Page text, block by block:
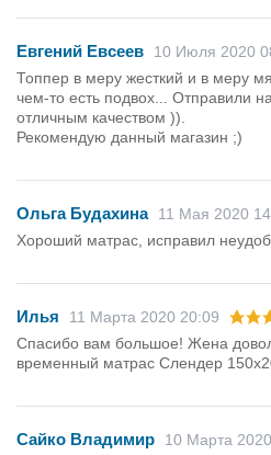
Евгений Евсеев
10 Июля 2020
Топпер в меру жесткий и в меру
чем-то есть подвох... Отправили
отличным качеством )).
Рекомендую данный магазин ;)
Ольга Будахина
11 Мая 2020
Хороший матрас, исправил
Илья
11 Марта 2020 20:09
Спасибо вам большое! Жена
временный матрас Слендер
Сайко Владимир
10 Марта